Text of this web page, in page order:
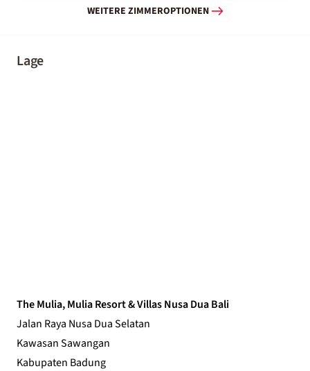
WEITERE ZIMMEROPTIONEN
Lage
The Mulia, Mulia Resort & Villas Nusa Dua Bali
Jalan Raya Nusa Dua Selatan
Kawasan Sawangan
Kabupaten Badung